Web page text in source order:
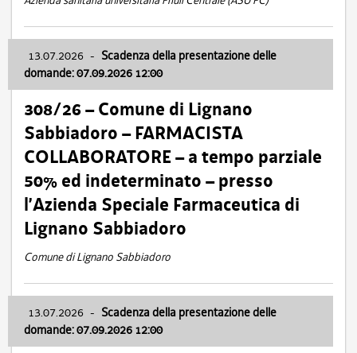
13.07.2026 - Scadenza della presentazione delle
domande: 07.09.2026 12:00
308/26 – Comune di Lignano
Sabbiadoro – FARMACISTA
COLLABORATORE – a tempo parziale
50% ed indeterminato – presso
l’Azienda Speciale Farmaceutica di
Lignano Sabbiadoro
Comune di Lignano Sabbiadoro
13.07.2026 - Scadenza della presentazione delle
domande: 07.09.2026 12:00